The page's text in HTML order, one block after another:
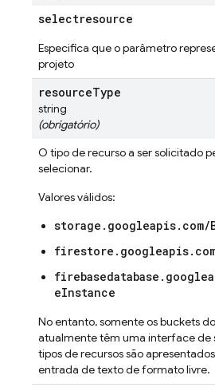
selectresource
Especifica que o parâmetro
projeto
resourceType
string
(obrigatório)
O tipo de recurso a ser solicitado
selecionar.
Valores válidos:
storage.googleapis.com/
eInstance
No entanto, somente os buckets
atualmente têm uma interface de
tipos de recursos são
entrada de texto de formato livre.